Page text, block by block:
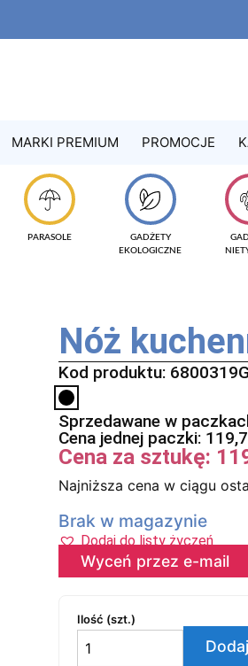
MARKI PREMIUM PROMOCJE
PARASOLE
GADŻETY
EKOLOGICZNE
Nóż
Kod produktu:
Sprzedawane w
Cena jednej paczki:
Cena za sztukę:
Najniższa cena w ciągu
Brak w magazynie
Dodaj do listy życzeń
Wyceń przez e-mail
Ilość (szt.)